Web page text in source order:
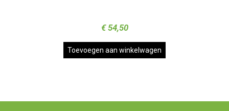
€54,50
Toevoegen aan winkelwagen